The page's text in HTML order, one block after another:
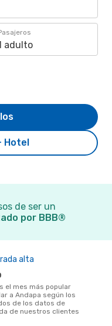
adulto
Hotel
de ser un
por BBB®
alta
a Andapa según los
de los datos de
de nuestros clientes